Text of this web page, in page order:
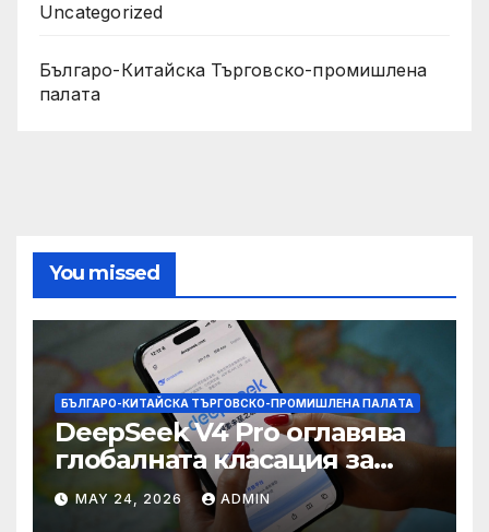
Uncategorized
Българо-Китайска Търговско-промишлена
палaта
You missed
БЪЛГАРО-КИТАЙСКА ТЪРГОВСКО-ПРОМИШЛЕНА ПАЛAТА
DeepSeek V4 Pro оглавява
глобалната класация за
печалба след 75%
намаление на цената
MAY 24, 2026 ADMIN